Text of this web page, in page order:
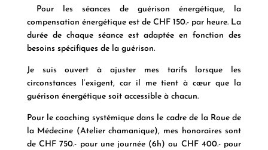
Pour les séances de guérison énergétique, la
compensation énergétique est de CHF 150.- par heure. La
durée de chaque séance est adaptée en fonction des
besoins spécifiques de la guérison.
Je suis ouvert à ajuster mes tarifs lorsque les
circonstances l’exigent, car il me tient à cœur que la
guérison énergétique soit accessible à chacun.
Pour le coaching systémique dans le cadre de la Roue de
la Médecine (Atelier chamanique), mes honoraires sont
de CHF 750.- pour une journée (6h) ou CHF 400.- pour